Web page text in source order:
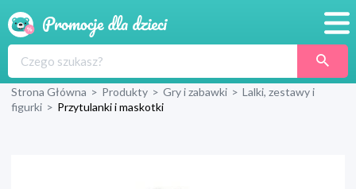
Produkty
Strona Główna > Produkty > Gry i zabawki > Lalki, zestawy i
figurki > Przytulanki i maskotki